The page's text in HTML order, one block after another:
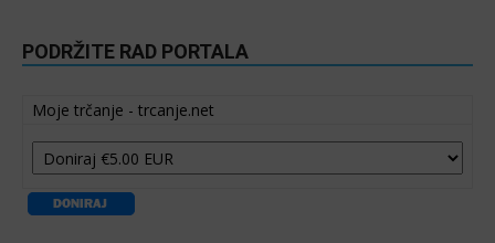
PODRŽITE RAD PORTALA
Moje trčanje - trcanje.net